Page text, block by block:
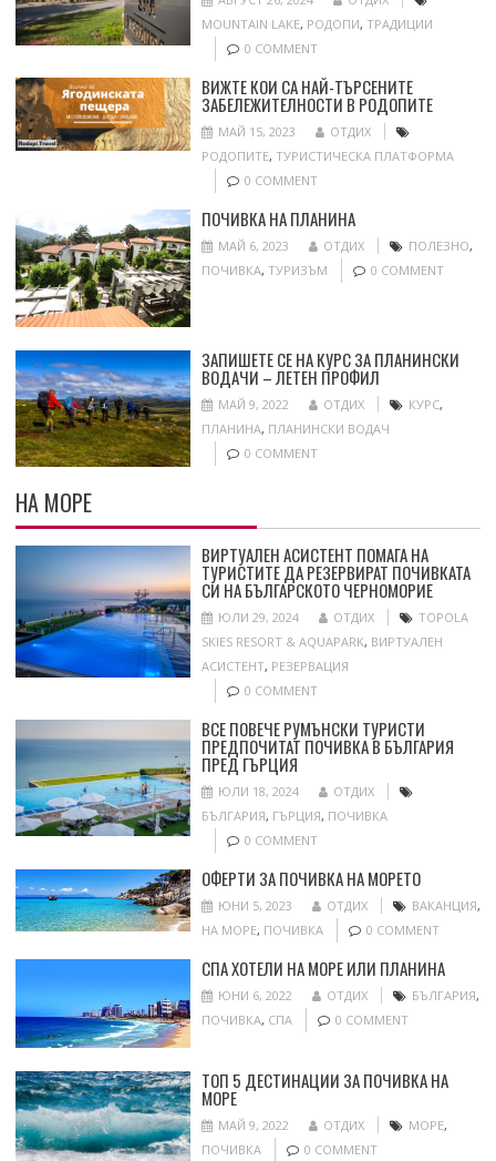
MOUNTAIN LAKE, РОДОПИ, ТРАДИЦИИ
0 COMMENT
ВИЖТЕ КОИ СА НАЙ-ТЪРСЕНИТЕ
ЗАБЕЛЕЖИТЕЛНОСТИ В РОДОПИТЕ
МАЙ 15, 2023
ОТДИХ
РОДОПИТЕ, ТУРИСТИЧЕСКА ПЛАТФОРМА
0 COMMENT
ПОЧИВКА НА ПЛАНИНА
МАЙ 6, 2023 ОТДИХ ПОЛЕЗНО,
ПОЧИВКА, ТУРИЗЪМ 0 COMMENT
ЗАПИШЕТЕ СЕ НА КУРС ЗА ПЛАНИНСКИ
ВОДАЧИ – ЛЕТЕН ПРОФИЛ
МАЙ 9, 2022 ОТДИХ КУРС,
ПЛАНИНА, ПЛАНИНСКИ ВОДАЧ
0 COMMENT
НА МОРЕ
ВИРТУАЛЕН АСИСТЕНТ ПОМАГА НА
ТУРИСТИТЕ ДА РЕЗЕРВИРАТ ПОЧИВКАТА
СИ НА БЪЛГАРСКОТО ЧЕРНОМОРИЕ
ЮЛИ 29, 2024 ОТДИХ
TOPOLA
SKIES RESORT & AQUAPARK, ВИРТУАЛЕН
АСИСТЕНТ, РЕЗЕРВАЦИЯ
0 COMMENT
ВСЕ ПОВЕЧЕ РУМЪНСКИ ТУРИСТИ
ПРЕДПОЧИТАТ ПОЧИВКА В БЪЛГАРИЯ
ПРЕД ГЪРЦИЯ
ЮЛИ 18, 2024
ОТДИХ
БЪЛГАРИЯ, ГЪРЦИЯ, ПОЧИВКА
0 COMMENT
ОФЕРТИ ЗА ПОЧИВКА НА МОРЕТО
ЮНИ 5, 2023 ОТДИХ ВАКАНЦИЯ,
НА МОРЕ, ПОЧИВКА 0 COMMENT
СПА ХОТЕЛИ НА МОРЕ ИЛИ ПЛАНИНА
ЮНИ 6, 2022 ОТДИХ БЪЛГАРИЯ,
ПОЧИВКА, СПА 0 COMMENT
ТОП 5 ДЕСТИНАЦИИ ЗА ПОЧИВКА НА
МОРЕ
МАЙ 9, 2022 ОТДИХ МОРЕ,
ПОЧИВКА
0 COMMENT